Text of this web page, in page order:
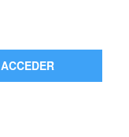
ACCEDER